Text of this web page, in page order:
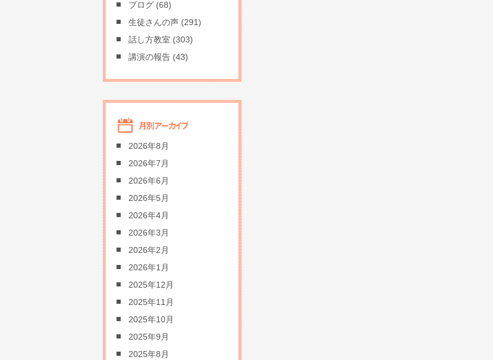
ブログ (68)
生徒さんの声 (291)
話し方教室 (303)
講演の報告 (43)
2026年8月
2026年7月
2026年6月
2026年5月
2026年4月
2026年3月
2026年2月
2026年1月
2025年12月
2025年11月
2025年10月
2025年9月
2025年8月